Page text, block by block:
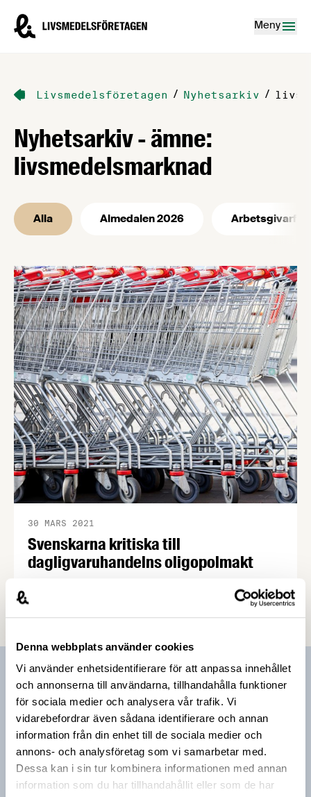
Denna webbplats använder cookies
Vi använder enhetsidentifierare för att anpassa innehållet
och annonserna till användarna, tillhandahålla funktioner
för sociala medier och analysera vår trafik. Vi
vidarebefordrar även sådana identifierare och annan
information från din enhet till de sociala medier och
annons- och analysföretag som vi samarbetar med.
Dessa kan i sin tur kombinera informationen med annan
information som du har tillhandahållit eller som de har
Livsmedelsföretagen – till startsidan
Meny
Livsmedelsföretagen / Nyhetsarkiv /
Nyhetsarkiv - ämne:
livsmedelsmarknad
Alla Almedalen 2026
Svenskarna kritiska till
dagligvaruhandelns oligopolmakt
30 MARS 2021
livsmedelskedjornas maktposition gör att de kan
utnyttja sina leverantörer. Lika många anser att
aktörer att ta sig in på marknaden och minskar
den fria konkurrensen.
Prenumerera på vårt nyhetsbrev
Vårt nyhetsbrev kommer ut 3-4 gånger i månaden och
riktar sig till alla med ett intresse för
livsmedelsföretagande och den svenska
livsmedelsbranschen. När du anmäler dig till vårt
nyhetsbrev godkänner du Livsmedelsföretagens
hantering av personuppgifter.